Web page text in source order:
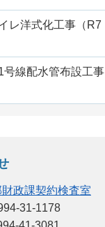
レ洋式化工事（R7
号線配水管布設工事
政課契約検査室
31-1178